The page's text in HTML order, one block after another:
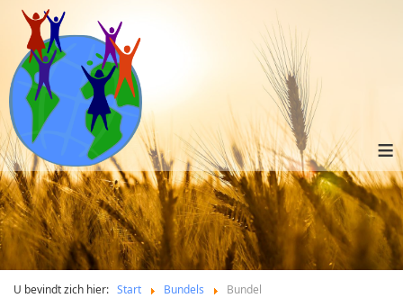
≡
U bevindt zich hier: Start Bundels Bundel